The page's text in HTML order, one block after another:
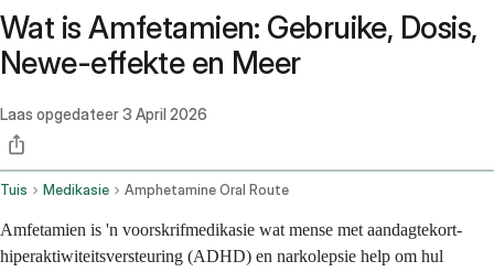
Wat is Amfetamien: Gebruike, Dosis,
Newe-effekte en Meer
Laas opgedateer3 April 2026
Tuis Medikasie Amphetamine Oral Route
Amfetamien is 'n voorskrifmedikasie wat mense met aandagtekort-
hiperaktiwiteitsversteuring (ADHD) en narkolepsie help om hul